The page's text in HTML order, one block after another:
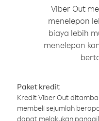
Viber Out
menelepon
biaya lebih
menelepon
Paket kredit
Kredit Viber Out
membeli sejumlah
dapat melakukan